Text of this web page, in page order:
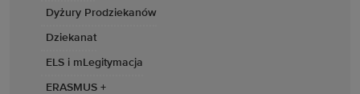
Dyżury Prodziekanów
Dziekanat
ELS i mLegitymacja
ERASMUS +